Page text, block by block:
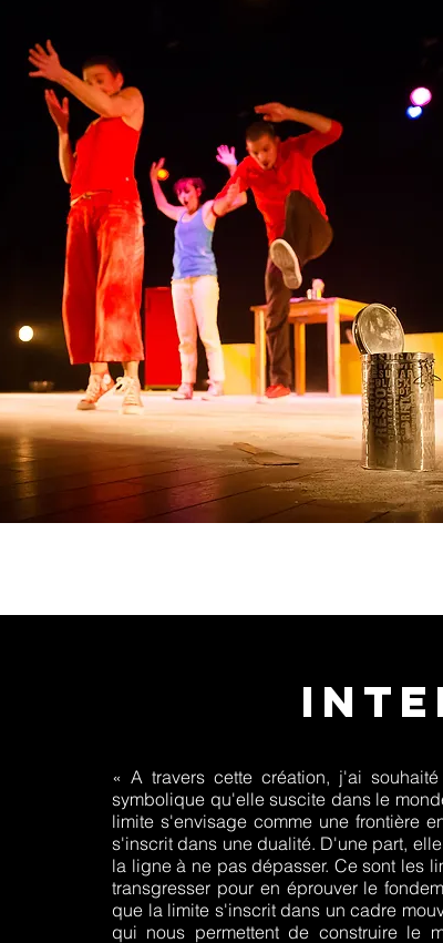
« A travers cette création, j'ai
symbolique qu'elle suscite dans le
limite s'envisage comme une frontière
s'inscrit dans une dualité. D'une part,
la ligne à ne pas dépasser. Ce sont les
transgresser pour en éprouver le
que la limite s'inscrit dans un cadre
qui nous permettent de construire le